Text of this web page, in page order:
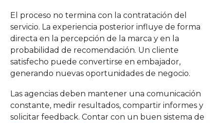
El proceso no termina con la contratación del
servicio. La experiencia posterior influye de forma
directa en la percepción de la marca y en la
probabilidad de recomendación. Un cliente
satisfecho puede convertirse en embajador,
generando nuevas oportunidades de negocio.
Las agencias deben mantener una comunicación
constante, medir resultados, compartir informes y
solicitar feedback. Contar con un buen sistema de